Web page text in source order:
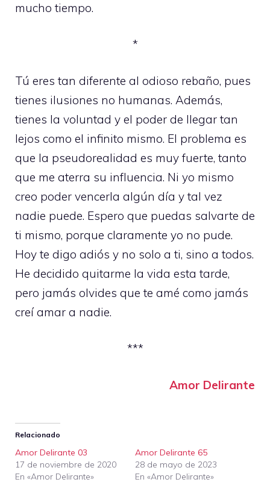
mucho tiempo.
*
Tú eres tan diferente al odioso rebaño, pues
tienes ilusiones no humanas. Además,
tienes la voluntad y el poder de llegar tan
lejos como el infinito mismo. El problema es
que la pseudorealidad es muy fuerte, tanto
que me aterra su influencia. Ni yo mismo
creo poder vencerla algún día y tal vez
nadie puede. Espero que puedas salvarte de
ti mismo, porque claramente yo no pude.
Hoy te digo adiós y no solo a ti, sino a todos.
He decidido quitarme la vida esta tarde,
pero jamás olvides que te amé como jamás
creí amar a nadie.
***
Amor Delirante
Relacionado
Amor Delirante 03
17 de noviembre de 2020
En «Amor Delirante»
Amor Delirante 65
28 de mayo de 2023
En «Amor Delirante»